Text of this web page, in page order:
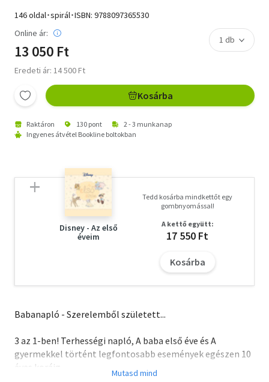
146 oldal･spirál･ISBN: 9788097365530
Online ár:
13 050 Ft
Eredeti ár: 14 500 Ft
Kosárba
Raktáron 130 pont
2 - 3 munkanap
Ingyenes átvétel Bookline boltokban
Disney - Az első
éveim
Tedd kosárba mindkettőt egy
gombnyomással!
A kettő együtt:
17 550 Ft
Kosárba
Babanapló - Szerelemből született...
3 az 1-ben! Terhességi napló, A baba első éve és A
gyermekkel történt legfontosabb események egészen 10
éves koráig.